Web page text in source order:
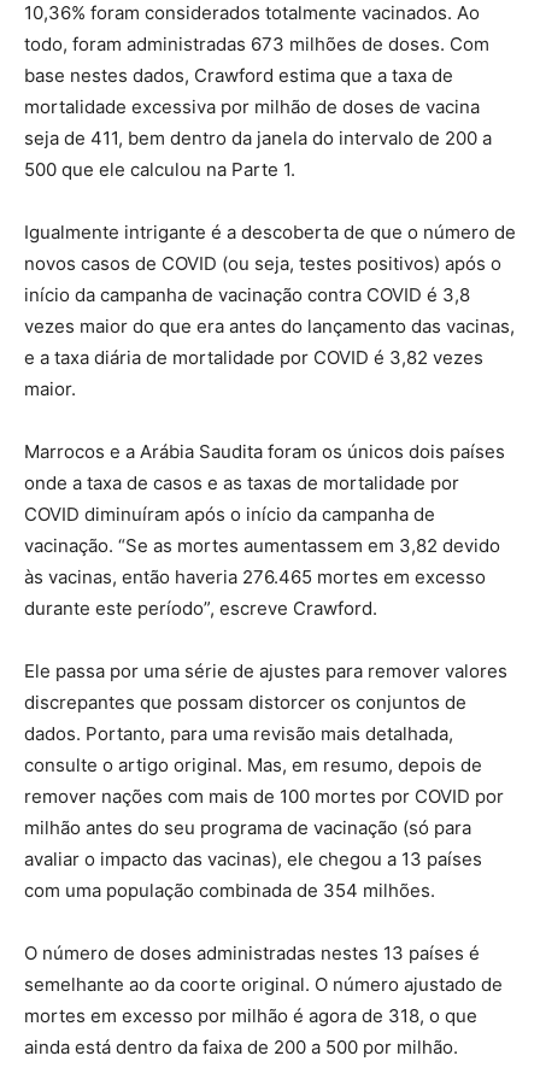
10,36% foram considerados totalmente vacinados. Ao
todo, foram administradas 673 milhões de doses. Com
base nestes dados, Crawford estima que a taxa de
mortalidade excessiva por milhão de doses de vacina
seja de 411, bem dentro da janela do intervalo de 200 a
500 que ele calculou na Parte 1.
Igualmente intrigante é a descoberta de que o número de
novos casos de COVID (ou seja, testes positivos) após o
início da campanha de vacinação contra COVID é 3,8
vezes maior do que era antes do lançamento das vacinas,
e a taxa diária de mortalidade por COVID é 3,82 vezes
maior.
Marrocos e a Arábia Saudita foram os únicos dois países
onde a taxa de casos e as taxas de mortalidade por
COVID diminuíram após o início da campanha de
vacinação. “Se as mortes aumentassem em 3,82 devido
às vacinas, então haveria 276.465 mortes em excesso
durante este período”, escreve Crawford.
Ele passa por uma série de ajustes para remover valores
discrepantes que possam distorcer os conjuntos de
dados. Portanto, para uma revisão mais detalhada,
consulte o artigo original. Mas, em resumo, depois de
remover nações com mais de 100 mortes por COVID por
milhão antes do seu programa de vacinação (só para
avaliar o impacto das vacinas), ele chegou a 13 países
com uma população combinada de 354 milhões.
O número de doses administradas nestes 13 países é
semelhante ao da coorte original. O número ajustado de
mortes em excesso por milhão é agora de 318, o que
ainda está dentro da faixa de 200 a 500 por milhão.